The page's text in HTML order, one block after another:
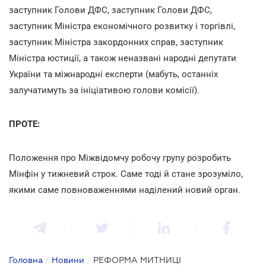
заступник Голови ДФС, заступник Голови ДФС,
заступник Міністра економічного розвитку і торгівлі,
заступник Міністра закордонних справ, заступник
Міністра юстиції, а також неназвані народні депутати
України та міжнародні експерти (мабуть, останніх
залучатимуть за ініціативою голови комісії).
ПРОТЕ:
Положення про Міжвідомчу робочу групу розробить
Мінфін у тижневий строк. Саме тоді й стане зрозуміло,
якими саме повноваженнями наділений новий орган.
Головна / Новини / РЕФОРМА МИТНИЦІ